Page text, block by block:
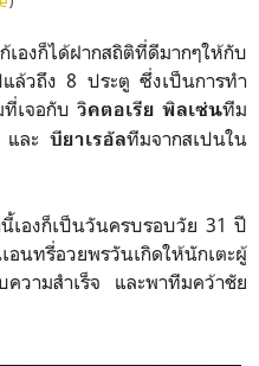
องก็ได้ฝากสถิติที่ดีมากๆให้กับ
แล้วถึง 8 ประตู ซึ่งเป็นการทำ
เจอกับ วิคตอเรีย พิลเซ่นทีม
และ บียาเรอัลทีมจากสเปนใน
เองก็เป็นวันครบรอบวัย 31 ปี
นทรี่อวยพรวันเกิดให้นักเตะผู้
ความสำเร็จ และพาทีมคว้าชัย